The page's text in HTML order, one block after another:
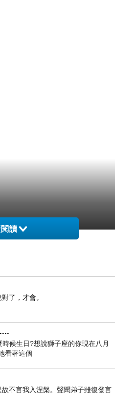
讀
了，才會。
生日?想說獅子座的你現在八月
看著這個
不言我入涅槃。聲聞弟子雖復發言